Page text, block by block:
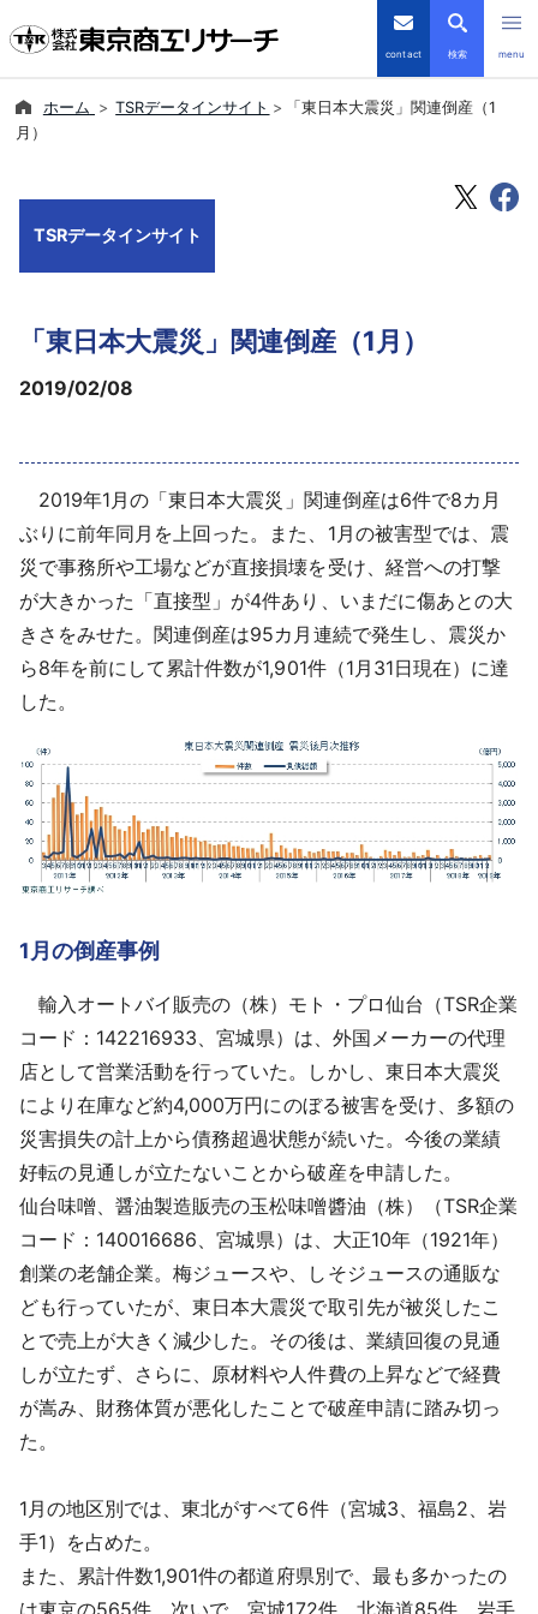
contact 検索 menu
導入事例
採用情報
よくあるご質問
ホーム TSRデータインサイト
「東日本大震災」関連倒産（1
月）
TSRデータインサイト
「東日本大震災」関連倒産（1月）
2019/02/08
2019年1月の「東日本大震災」関連倒産は6件で8カ月
ぶりに前年同月を上回った。また、1月の被害型では、震
災で事務所や工場などが直接損壊を受け、経営への打撃
が大きかった「直接型」が4件あり、いまだに傷あとの大
きさをみせた。関連倒産は95カ月連続で発生し、震災か
ら8年を前にして累計件数が1,901件（1月31日現在）に達
した。
1月の倒産事例
輸入オートバイ販売の（株）モト・プロ仙台（TSR企業
コード：142216933、宮城県）は、外国メーカーの代理
店として営業活動を行っていた。しかし、東日本大震災
により在庫など約4,000万円にのぼる被害を受け、多額の
災害損失の計上から債務超過状態が続いた。今後の業績
好転の見通しが立たないことから破産を申請した。
仙台味噌、醤油製造販売の玉松味噌醬油（株）（TSR企業
コード：140016686、宮城県）は、大正10年（1921年）
創業の老舗企業。梅ジュースや、しそジュースの通販な
ども行っていたが、東日本大震災で取引先が被災したこ
とで売上が大きく減少した。その後は、業績回復の見通
しが立たず、さらに、原材料や人件費の上昇などで経費
が嵩み、財務体質が悪化したことで破産申請に踏み切っ
た。
1月の地区別では、東北がすべて6件（宮城3、福島2、岩
手1）を占めた。
また、累計件数1,901件の都道府県別で、最も多かったの